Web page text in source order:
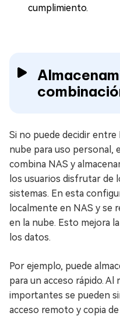
cumplimiento.
Si no puede decidir
nube para uso personal,
combina NAS y
los usuarios disfrutar de
sistemas. En esta
localmente en NAS y se
en la nube. Esto mejora
los datos.
Por ejemplo, puede
para un acceso rápido.
importantes se pueden
acceso remoto y copia